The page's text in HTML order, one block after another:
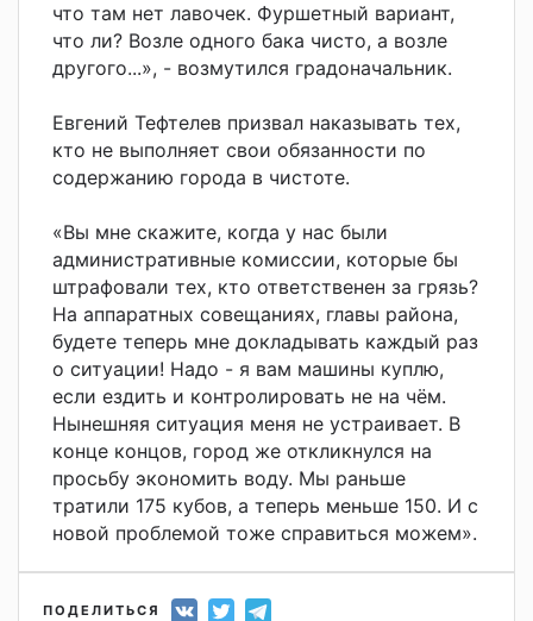
что там нет лавочек. Фуршетный вариант,
что ли? Возле одного бака чисто, а возле
другого...», - возмутился градоначальник.
Евгений Тефтелев призвал наказывать тех,
кто не выполняет свои обязанности по
содержанию города в чистоте.
«Вы мне скажите, когда у нас были
административные комиссии, которые бы
штрафовали тех, кто ответственен за грязь?
На аппаратных совещаниях, главы района,
будете теперь мне докладывать каждый раз
о ситуации! Надо - я вам машины куплю,
если ездить и контролировать не на чём.
Нынешняя ситуация меня не устраивает. В
конце концов, город же откликнулся на
просьбу экономить воду. Мы раньше
тратили 175 кубов, а теперь меньше 150. И с
новой проблемой тоже справиться можем».
ПОДЕЛИТЬСЯ